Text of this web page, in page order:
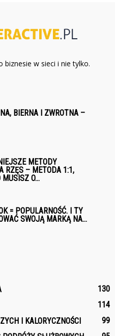
w sieci i nie tylko.
BIERNA I ZWROTNA –
METODY
RZĘS – METODA 1:1,
O...
= POPULARNOŚĆ. I TY
SWOJĄ MARKĄ NA...
130
114
I KALORYCZNOŚCI
99